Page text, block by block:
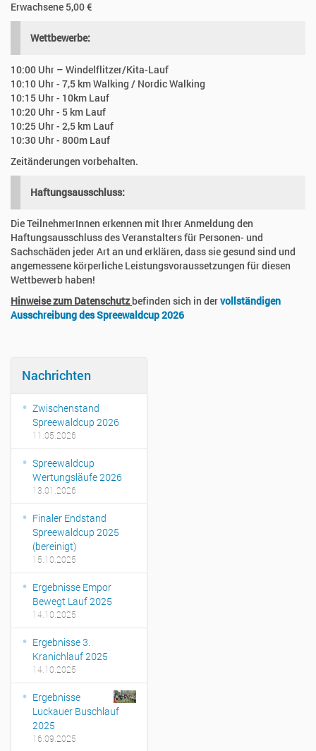
Erwachsene 5,00 €
Wettbewerbe:
10:00 Uhr – Windelflitzer/Kita-Lauf
10:10 Uhr - 7,5 km Walking / Nordic Walking
10:15 Uhr - 10km Lauf
10:20 Uhr - 5 km Lauf
10:25 Uhr - 2,5 km Lauf
10:30 Uhr - 800m Lauf
Zeitänderungen vorbehalten.
Haftungsausschluss:
Die TeilnehmerInnen erkennen mit Ihrer Anmeldung den
Haftungsausschluss des Veranstalters für Personen- und
Sachschäden jeder Art an und erklären, dass sie gesund sind und
angemessene körperliche Leistungsvoraussetzungen für diesen
Wettbewerb haben!
Hinweise zum Datenschutzbefinden sich in dervollständigen
Ausschreibung des Spreewaldcup 2026
Nachrichten
Zwischenstand
Spreewaldcup 2026
11.05.2026
Spreewaldcup
Wertungsläufe 2026
13.01.2026
Finaler Endstand
Spreewaldcup 2025
(bereinigt)
15.10.2025
Ergebnisse Empor
Bewegt Lauf 2025
14.10.2025
Ergebnisse 3.
Kranichlauf 2025
14.10.2025
Ergebnisse
Luckauer Buschlauf
2025
16.09.2025